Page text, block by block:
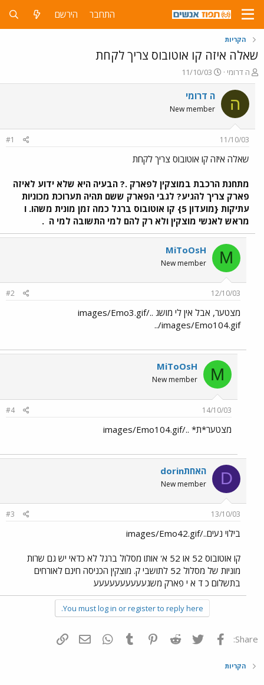
התחבר הירשם
הקריות
שאלה איזה קו אוטובוס צריך לקחת
פ
ו
ת
ח
ה
ש
א
ה דרומי
פ
ו
ר
ם
ר
11/10/03
ה ה דרומי
New member
11/10/03
#1
שאלה איזה קו אוטובוס צריך לקחת
מתחנת הרכבת במוצקין לפארק .? הבעיה היא שלא ידוע לאיזה
פארק צריך להגיע? לגבי הפארק ששם תהיה תערוכת מכוניות
עתיקות {מועדון 5} קו אוטובוס ברגל כמה זמן מונית משהו. ו
מראש לאנשי מוצקין ולא רק להם למי התשובה למי ה .
M
MiToOsH
New member
12/10/03
#2
מצטער, אבל אין לי מושג ../images/Emo3.gif
../images/Emo104.gif
M
MiToOsH
New member
14/10/03
#4
מצטער*ת* ../images/Emo104.gif
D dorinהאחת
New member
13/10/03
#3
בילוי נעים../images/Emo42.gif
קו אוטובוס 52 או 52 א' אותו מסלול ברגל לא כדאי יש גם שרות
מוניות של מסלול 52 לתושבי ק. מוצקין הכניסה חינם לאורחים
בתשלום כ ד א י פארק משגעעעעעעעעעע
You must log in or register to reply here.
Share: פייסבוק Twitter
Reddit
Pinterest
Tumblr
WhatsAppדואר אלקטרוני
הקריות